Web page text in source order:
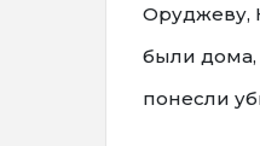
Оруджеву,
были дома,
понесли